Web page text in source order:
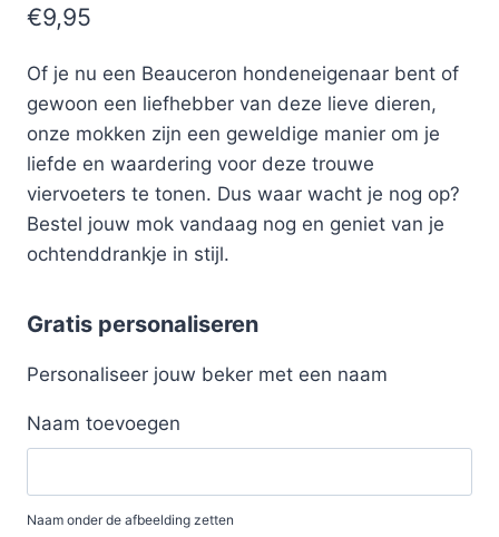
€9,95
Of je nu een Beauceron hondeneigenaar bent of
gewoon een liefhebber van deze lieve dieren,
onze mokken zijn een geweldige manier om je
liefde en waardering voor deze trouwe
viervoeters te tonen. Dus waar wacht je nog op?
Bestel jouw mok vandaag nog en geniet van je
ochtenddrankje in stijl.
Gratis personaliseren
Personaliseer jouw beker met een naam
Naam toevoegen
Naam onder de afbeelding zetten